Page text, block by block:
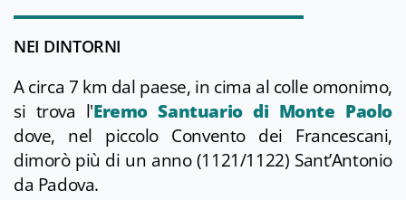
NEI DINTORNI
A circa 7 km dal paese, in cima al colle omonimo,
si trova l'Eremo Santuario di Monte Paolo
dove, nel piccolo Convento dei Francescani,
dimorò più di un anno (1121/1122) Sant’Antonio
da Padova.